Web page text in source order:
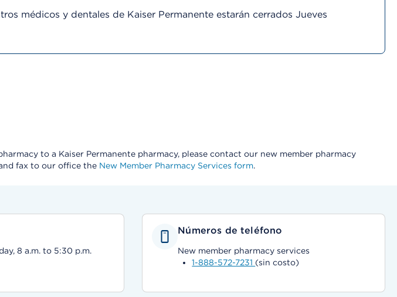
médicos y dentales de Kaiser Permanente estarán cerrados Jueves
to a Kaiser Permanente pharmacy, please contact our new member pharmacy
fax to our office the New Member Pharmacy Services form.
8 a.m. to 5:30 p.m.
Números de teléfono
New member pharmacy services
1-888-572-7231 (sin costo)